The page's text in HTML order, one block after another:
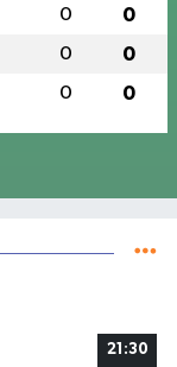
0 0
0 0
0 0
21:30